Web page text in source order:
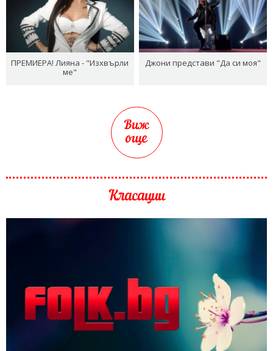
ПРЕМИЕРА! Лияна - "Изхвърли
ме"
Джони представи "Да си моя"
Виж
още
Класации